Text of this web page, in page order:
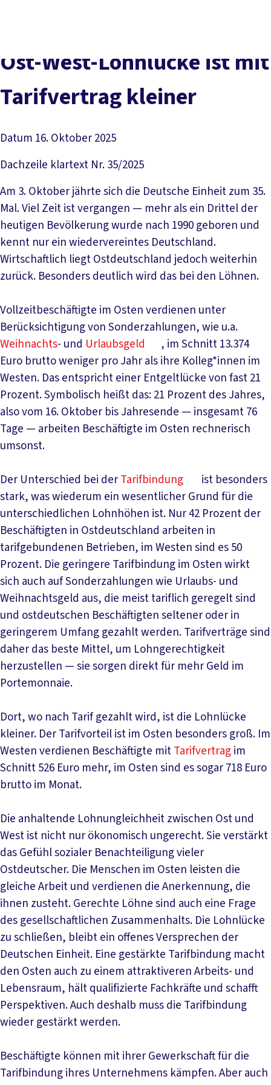
Service
Mitmachen Politik
Ost-West-Lohnlücke ist mit
Tarifvertrag kleiner
Datum 16. Oktober 2025
Dachzeile klartext Nr. 35/2025
Am 3. Oktober jährte sich die Deutsche Einheit zum 35.
Mal. Viel Zeit ist vergangen — mehr als ein Drittel der
heutigen Bevölkerung wurde nach 1990 geboren und
kennt nur ein wiedervereintes Deutschland.
Wirtschaftlich liegt Ostdeutschland jedoch weiterhin
zurück. Besonders deutlich wird das bei den Löhnen.
Vollzeitbeschäftigte im Osten verdienen unter
Berücksichtigung von Sonderzahlungen, wie u.a.
Weihnachts- und Urlaubsgeld
, im Schnitt 13.374
Euro brutto weniger pro Jahr als ihre Kolleg*innen im
Westen. Das entspricht einer Entgeltlücke von fast 21
Prozent. Symbolisch heißt das: 21 Prozent des Jahres,
also vom 16. Oktober bis Jahresende — insgesamt 76
Tage — arbeiten Beschäftigte im Osten rechnerisch
umsonst.
Der Unterschied bei derTarifbindung
ist besonders
stark, was wiederum ein wesentlicher Grund für die
unterschiedlichen Lohnhöhen ist. Nur 42 Prozent der
Beschäftigten in Ostdeutschland arbeiten in
tarifgebundenen Betrieben, im Westen sind es 50
Prozent. Die geringere Tarifbindung im Osten wirkt
sich auch auf Sonderzahlungen wie Urlaubs- und
Weihnachtsgeld aus, die meist tariflich geregelt sind
und ostdeutschen Beschäftigten seltener oder in
geringerem Umfang gezahlt werden. Tarifverträge sind
daher das beste Mittel, um Lohngerechtigkeit
herzustellen — sie sorgen direkt für mehr Geld im
Portemonnaie.
Dort, wo nach Tarif gezahlt wird, ist die Lohnlücke
kleiner. Der Tarifvorteil ist im Osten besonders groß. Im
Westen verdienen Beschäftigte mitTarifvertragim
Schnitt 526 Euro mehr, im Osten sind es sogar 718 Euro
brutto im Monat.
Die anhaltende Lohnungleichheit zwischen Ost und
West ist nicht nur ökonomisch ungerecht. Sie verstärkt
das Gefühl sozialer Benachteiligung vieler
Ostdeutscher. Die Menschen im Osten leisten die
gleiche Arbeit und verdienen die Anerkennung, die
ihnen zusteht. Gerechte Löhne sind auch eine Frage
des gesellschaftlichen Zusammenhalts. Die Lohnlücke
zu schließen, bleibt ein offenes Versprechen der
Deutschen Einheit. Eine gestärkte Tarifbindung macht
den Osten auch zu einem attraktiveren Arbeits- und
Lebensraum, hält qualifizierte Fachkräfte und schafft
Perspektiven. Auch deshalb muss die Tarifbindung
wieder gestärkt werden.
Beschäftigte können mit ihrer Gewerkschaft für die
Tarifbindung ihres Unternehmens kämpfen. Aber auch